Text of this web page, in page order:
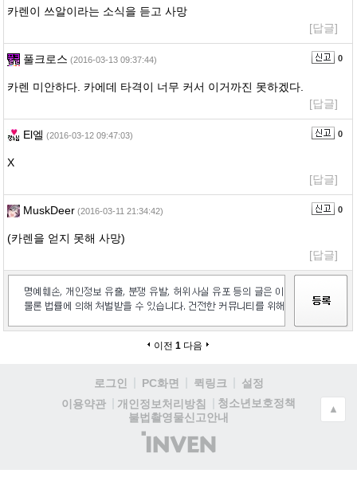
카렌이 쓰알이라는 소식을 듣고 사망
[답글]
풀크로스 (2016-03-13 09:37:44) 0
카렌 미안하다. 카에데 타격이 너무 커서 이거까진 못하겠다.
[답글]
El엘 (2016-03-12 09:47:03) 0
X
[답글]
MuskDeer (2016-03-11 21:34:42) 0
(카렌을 얻지 못해 사망)
[답글]
이전 1 다음
로그인 PC화면 퀵링크
설정
이용약관
개인정보처리방침
청소년보호정책
불법촬영물신고안내
(주)
인
▲